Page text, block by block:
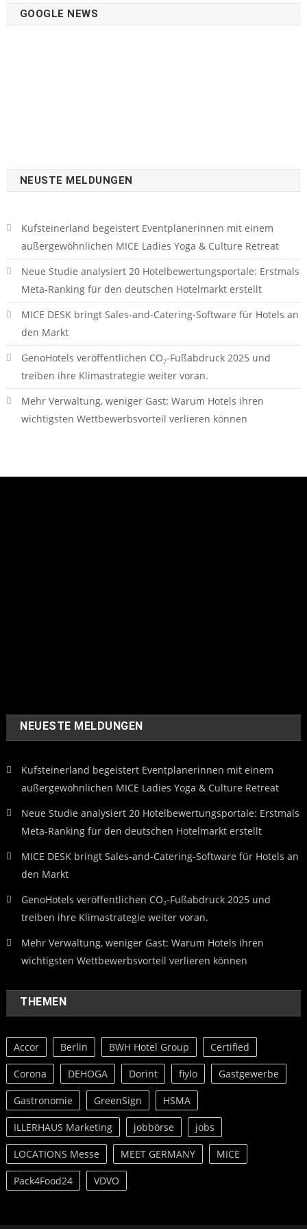
GOOGLE NEWS
NEUSTE MELDUNGEN
Kufsteinerland begeistert Eventplanerinnen mit einem
außergewöhnlichen MICE Ladies Yoga & Culture Retreat
Neue Studie analysiert 20 Hotelbewertungsportale: Erstmals
Meta-Ranking für den deutschen Hotelmarkt erstellt
MICE DESK bringt Sales-and-Catering-Software für Hotels an
den Markt
GenoHotels veröffentlichen CO₂-Fußabdruck 2025 und
treiben ihre Klimastrategie weiter voran.
Mehr Verwaltung, weniger Gast: Warum Hotels ihren
wichtigsten Wettbewerbsvorteil verlieren können
NEUESTE MELDUNGEN
Kufsteinerland begeistert Eventplanerinnen mit einem
außergewöhnlichen MICE Ladies Yoga & Culture Retreat
Neue Studie analysiert 20 Hotelbewertungsportale: Erstmals
Meta-Ranking für den deutschen Hotelmarkt erstellt
MICE DESK bringt Sales-and-Catering-Software für Hotels an
den Markt
GenoHotels veröffentlichen CO₂-Fußabdruck 2025 und
treiben ihre Klimastrategie weiter voran.
Mehr Verwaltung, weniger Gast: Warum Hotels ihren
wichtigsten Wettbewerbsvorteil verlieren können
THEMEN
Accor Berlin BWH Hotel Group Certified
Corona DEHOGA Dorint fiylo Gastgewerbe
Gastronomie GreenSign HSMA
ILLERHAUS Marketing jobbörse jobs
LOCATIONS Messe MEET GERMANY MICE
Pack4Food24 VDVO